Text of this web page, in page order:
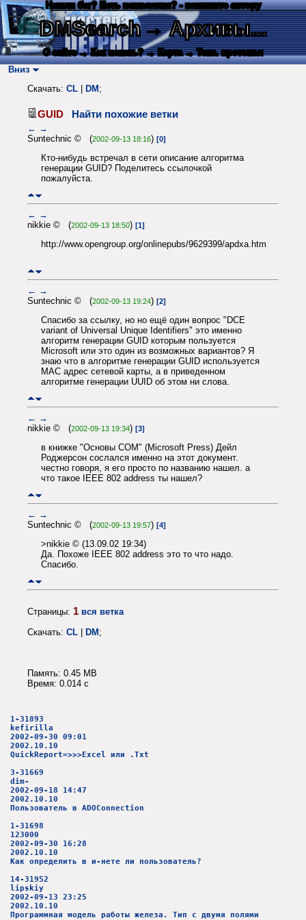
Нашли баг? Есть пожелания? - напишите автору
DMSearch→ Архивы...
О сайте → Как искать? → Карта → Текс. протокол
Вниз
Скачать: CL DM ;
GUID Найти похожие ветки
← →
Suntechnic © (2002-09-13 18:16) [0]
Кто-нибудь встречал в сети опиcание алгоритма
генерации GUID? Поделитесь ссылочкой
пожалуйста.
← →
nikkie © (2002-09-13 18:50) [1]
http://www.opengroup.org/onlinepubs/9629399/apdxa.htm
← →
Suntechnic © (2002-09-13 19:24) [2]
Спасибо за ссылку, но но ещё один вопрос "DCE
variant of Universal Unique Identifiers" это именно
алгоритм генерации GUID которым пользуется
Microsoft или это один из возможных вариантов? Я
знаю что в алгоритме генерации GUID используется
MAC адрес сетевой карты, а в приведенном
алгоритме генерации UUID об этом ни слова.
← →
nikkie © (2002-09-13 19:34) [3]
в книжке "Основы COM" (Microsoft Press) Дейл
Роджерсон сослался именно на этот документ.
честно говоря, я его просто по названию нашел. а
что такое IEEE 802 address ты нашел?
← →
Suntechnic © (2002-09-13 19:57) [4]
>nikkie © (13.09.02 19:34)
Да. Похоже IEEE 802 address это то что надо.
Спасибо.
Страницы: 1 вся ветка
Скачать: CL | DM;
Память: 0.45 MB
Время: 0.014 c
1-31893
kefirilla
2002-09-30 09:01
2002.10.10
QuickReport=>>>Excel или .Txt
3-31669
dim-
2002-09-18 14:47
2002.10.10
Пользователь в ADOConnection
1-31698
123000
2002-09-30 16:28
2002.10.10
Как определить в и-нете ли пользователь?
14-31952
lipskiy
2002-09-13 23:25
2002.10.10
Программная модель работы железа. Тип с двумя полями